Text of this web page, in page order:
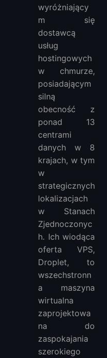
wyróżniający
m się
dostawcą
usług
hostingowych
w chmurze,
posiadającym
silną
obecność z
ponad 13
centrami
danych w 8
krajach, w tym
w
strategicznych
lokalizacjach
w Stanach
Zjednoczonyc
h. Ich wiodąca
oferta VPS,
Droplet, to
wszechstronn
a maszyna
wirtualna
zaprojektowa
na do
zaspokajania
szerokiego